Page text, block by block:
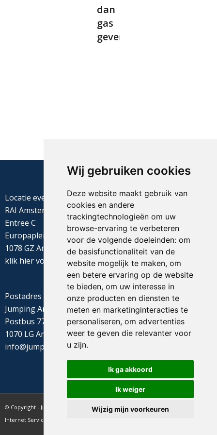
Wij gebruiken cookies
Deze website maakt gebruik van
cookies en andere
trackingtechnologieën om uw
browse-ervaring te verbeteren
voor de volgende doeleinden: om
de basisfunctionaliteit van de
website mogelijk te maken, om
een betere ervaring op de website
te bieden, om uw interesse in
onze producten en diensten te
meten en marketinginteracties te
personaliseren, om advertenties
weer te geven die relevanter voor
u zijn.
Ik ga akkoord
Ik weiger
Wijzig mijn voorkeuren
dan
gas
geven”
Locatie evenement
RAI Amsterdam
Entree C
Europaplein 22
1078 GZ Amsterdam
klik hiervoor de routebeschrijving
Postadres
Jumping Amsterdam
Postbus 77655
1070 LG Amsterdam
info@jumpingamsterdam.nl
© Copyright - Jumping Amsterdam - website realisatie CyberNed
Internet Services